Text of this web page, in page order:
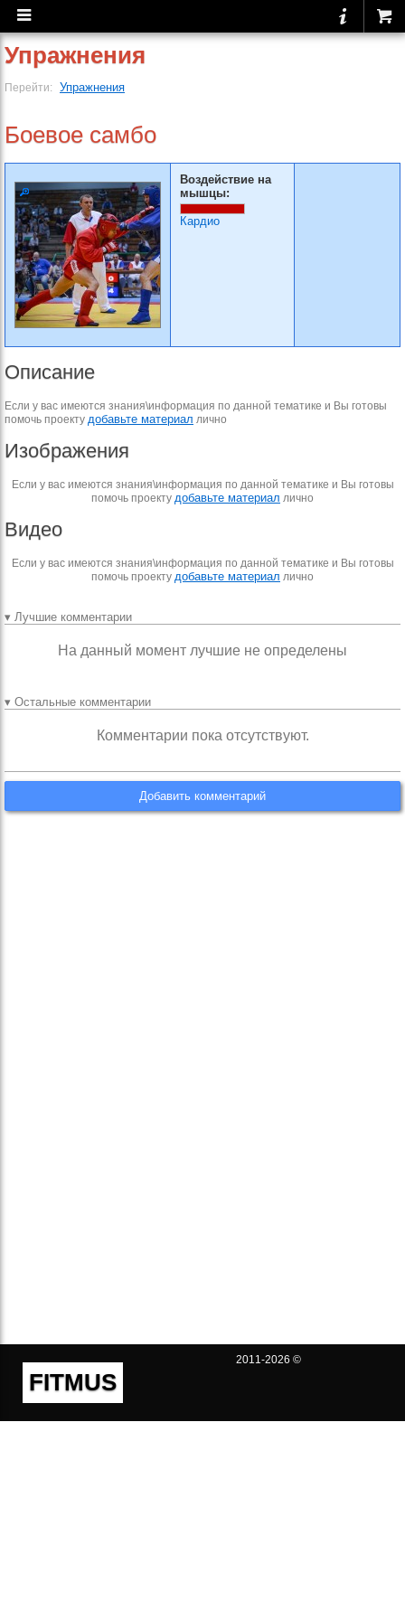
Упражнения
Перейти: Упражнения
Боевое самбо
Воздействие на
мышцы:
Кардио
Описание
Если у вас имеются знания\информация по данной тематике и Вы готовы
помочь проекту добавьте материал лично
Изображения
Если у вас имеются знания\информация по данной тематике и Вы готовы
помочь проекту добавьте материал лично
Видео
Если у вас имеются знания\информация по данной тематике и Вы готовы
помочь проекту добавьте материал лично
▾ Лучшие комментарии
На данный момент лучшие не определены
▾ Остальные комментарии
Комментарии пока отсутствуют.
Добавить комментарий
FITMUS
2011-2026 ©